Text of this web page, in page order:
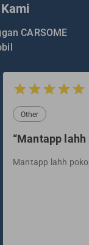
CARSOME
Other
“Mantapp lahh
Mantapp lahh